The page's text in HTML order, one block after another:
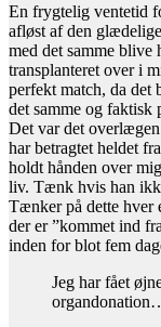
En frygtelig ventetid
afløst af den
med det samme
transplanteret over i
perfekt match, da det
det samme og faktisk
Det var det
har betragtet heldet
holdt hånden over
liv. Tænk hvis han
Tænker på dette hver
der er ”kommet ind
inden for blot fem
Jeg har fået